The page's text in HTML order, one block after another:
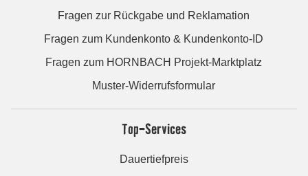
Fragen zur Rückgabe und Reklamation
Fragen zum Kundenkonto & Kundenkonto-ID
Fragen zum HORNBACH Projekt-Marktplatz
Muster-Widerrufsformular
Top-Services
Dauertiefpreis